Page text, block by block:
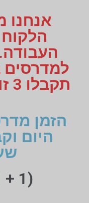
אנחנו
תקבלו 3 זוגות במחיר אחד!
הזמן
היום
(1 + 1 + 1 חינם)